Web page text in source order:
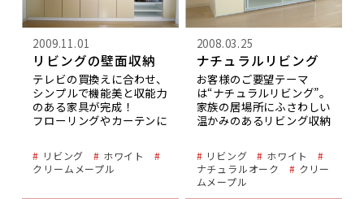
2009.11.01
リビングの壁面収納
テレビの買換えに合わせ、
シンプルで機能美と収能力
のある家具が完成！
フローリングやカーテンに
にお好みのイエローを取り
込みデザインしました。
テレビ上の棚は白で奥行き
リビング
ホワイト
クリームメープル
2008.03.25
ナチュラルリビング
お客様のご要望テーマ
は“ナチュラルリビング”。
家族の居場所にふさわしい
温かみのあるリビング収納
そこで、ご家族の中心であ
りますお子様をイメージし
てプランニングさせていた
だきました。
リビング
ホワイト
ナチュラルオーク
クリー
ムメープル